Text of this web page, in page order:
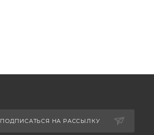
ПОДПИСАТЬСЯ НА РАССЫЛКУ